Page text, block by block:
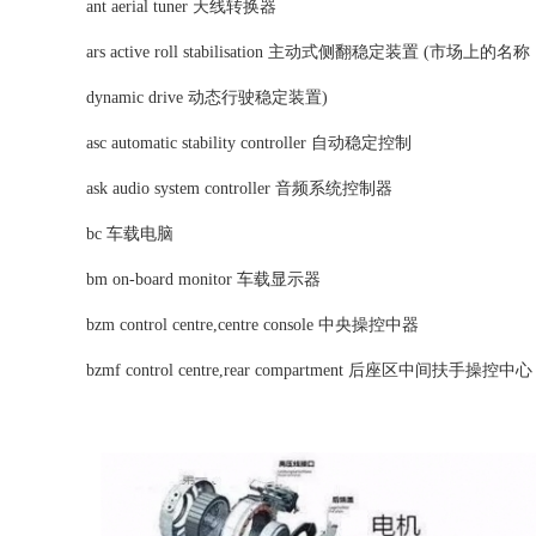
ant aerial tuner 天线转换器
ars active roll stabilisation 主动式侧翻稳定装置 (市场上的名
dynamic drive 动态行驶稳定装置)
asc automatic stability controller 自动稳定控制
ask audio system controller 音频系统控制器
bc 车载电脑
bm on-board monitor 车载显示器
bzm control centre,centre console 中央操控中器
bzmf control centre,rear compartment 后座区中间扶手操控中心